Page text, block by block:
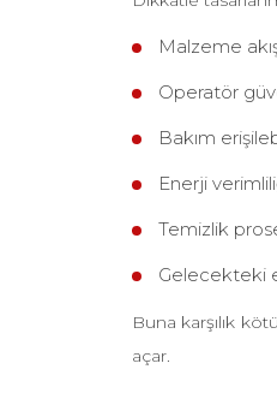
Malzeme
Operatör
Bakım
Enerji
Temizlik
Gelecekteki
Buna karşılık
açar.